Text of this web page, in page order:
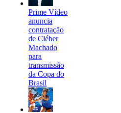
Prime Vídeo
anuncia
contratação
de Cléber
Machado
para
transmissão
da Copa do
Brasil